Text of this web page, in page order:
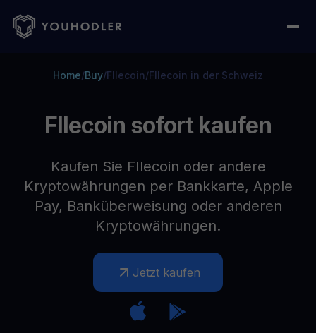
Home/Buy/FIlecoin/FIlecoin in der Schweiz
FIlecoin sofort kaufen
Kaufen Sie FIlecoin oder andere
Kryptowährungen per Bankkarte, Apple
Pay, Banküberweisung oder anderen
Kryptowährungen.
Jetzt kaufen